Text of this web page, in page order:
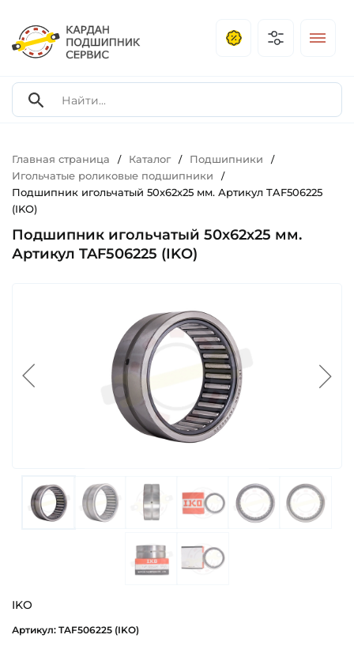
Главная страница / Каталог / Подшипники /
Игольчатые роликовые подшипники /
Подшипник игольчатый 50х62х25 мм. Артикул TAF506225
(IKO)
Подшипник игольчатый 50х62х25 мм.
Артикул TAF506225 (IKO)
IKO
Артикул: TAF506225 (IKO)